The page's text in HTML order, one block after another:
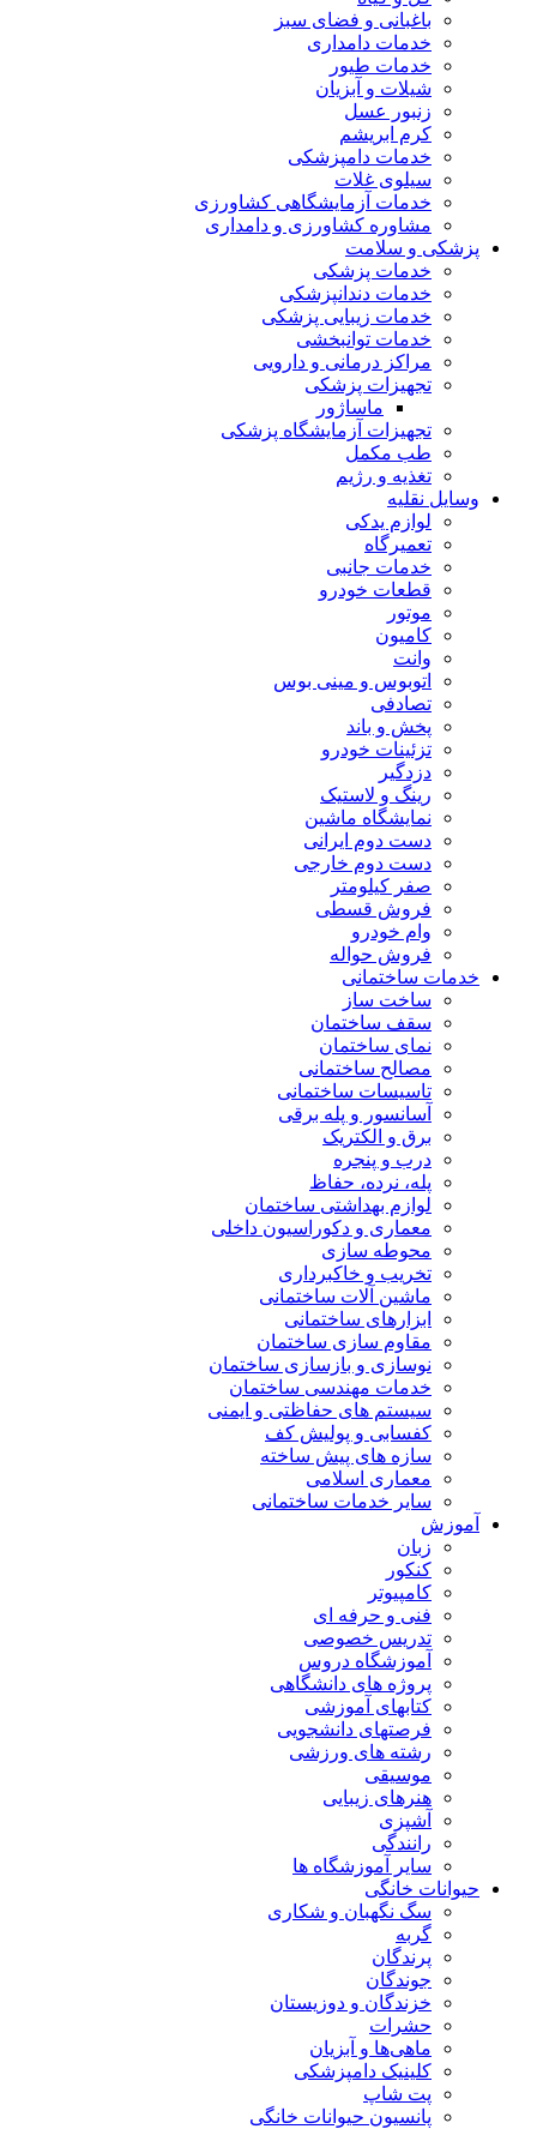
باغبانی و فضای سبز
خدمات دامداری
خدمات طیور
شیلات و آبزیان
زنبور عسل
کرم ابریشم
خدمات دامپزشکی
سیلوی غلات
خدمات آزمایشگاهی کشاورزی
مشاوره کشاورزی و دامداری
پزشکی و سلامت
خدمات پزشکی
خدمات دندانپزشکی
خدمات زیبایی پزشکی
خدمات توانبخشی
مراکز درمانی و دارویی
تجهیزات پزشکی
ماساژور
تجهیزات آزمایشگاه پزشکی
طب مکمل
تغذیه و رژیم
وسایل نقلیه
لوازم یدکی
تعمیرگاه
خدمات جانبی
قطعات خودرو
موتور
کامیون
وانت
اتوبوس و مینی بوس
تصادفی
پخش و باند
تزئینات خودرو
دزدگیر
رینگ و لاستیک
نمایشگاه ماشین
دست دوم ایرانی
دست دوم خارجی
صفر کیلومتر
فروش قسطی
وام خودرو
فروش حواله
خدمات ساختمانی
ساخت ساز
سقف ساختمان
نمای ساختمان
مصالح ساختمانی
تاسیسات ساختمانی
آسانسور و پله برقی
برق و الکتریک
درب و پنجره
پله، نرده، حفاظ
لوازم بهداشتی ساختمان
معماری و دکوراسیون داخلی
محوطه سازی
تخریب و خاکبرداری
ماشین آلات ساختمانی
ابزارهای ساختمانی
مقاوم سازی ساختمان
نوسازی و بازسازی ساختمان
خدمات مهندسی ساختمان
سیستم های حفاظتی و ایمنی
کفسابی و پولیش کف
سازه های پیش ساخته
معماری اسلامی
سایر خدمات ساختمانی
آموزش
زبان
کنکور
کامپیوتر
فنی و حرفه ای
تدریس خصوصی
آموزشگاه دروس
پروژه های دانشگاهی
کتابهای آموزشی
فرصتهای دانشجویی
رشته های ورزشی
موسیقی
هنرهای زیبایی
آشپزی
رانندگی
سایر آموزشگاه ها
حیوانات خانگی
سگ نگهبان و شکاری
گربه
پرندگان
جوندگان
خزندگان و دوزیستان
حشرات
ماهی‌ها و آبزیان
کلینیک دامپزشکی
پت شاپ
پانسیون حیوانات خانگی